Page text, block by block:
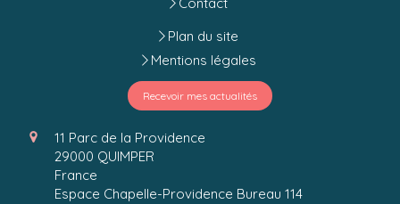
Contact
Plan du site
Mentions légales
Recevoir mes actualités
11 Parc de la Providence
29000 QUIMPER
France
Espace Chapelle-Providence Bureau 114